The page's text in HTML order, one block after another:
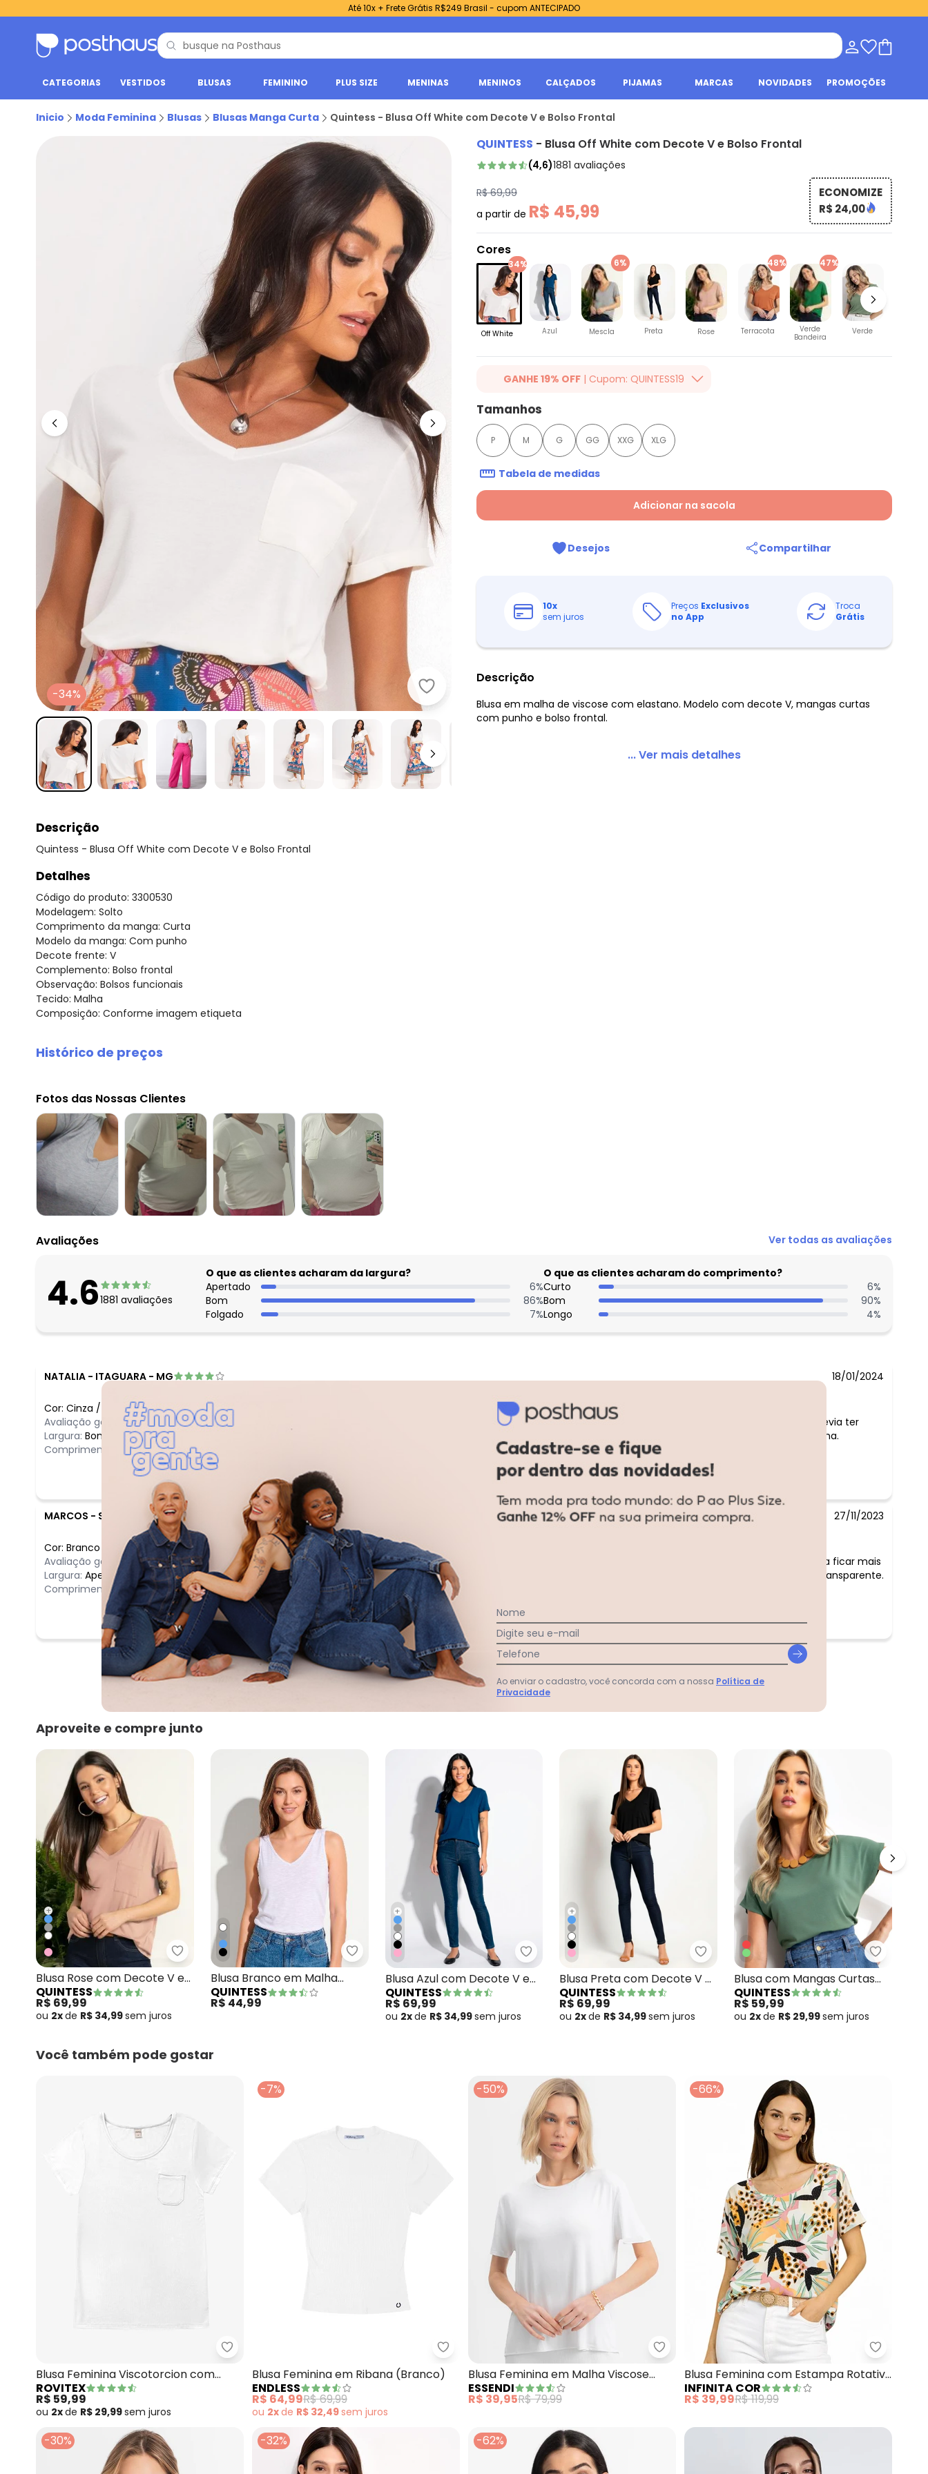
Até 10x + Frete Grátis R$249 Brasil - cupom ANTECIPADO
CATEGORIAS VESTIDOS BLUSAS FEMININO PLUS SIZE MENINAS MENINOS CALÇADOS PIJAMAS MARCAS NOVIDADES PROMOÇÕES
Inicio Moda Feminina Blusas Blusas Manga Curta Quintess - Blusa Off White com Decote V e Bolso Frontal
Quintess - Blusa Off White com Decote V e Bolso Frontal
-34%
QUINTESS - Blusa Off White com Decote V e Bolso Frontal
(4,6)1881 avaliações
R$ 69,99
a partir de R$ 45,99
ECONOMIZE
R$ 24,00
Cores
34%
Off White Azul
6%
Mescla Preta Rose
48%
Terracota
47%
Verde
Bandeira
Verde
GANHE 19% OFF | Cupom: QUINTESS19
Ganhe 19% OFF Extra em qualquer valor, usando o
cupom: QUINTESS19. Válido para toda loja Quintess,
até 07/08/2026.
Tamanhos
P M G GG XXG XLG
Tabela de medidas
Adicionar na sacola
Desejos Compartilhar
10x
sem juros
Preços Exclusivos
no App
Troca
Grátis
Descrição
Blusa em malha de viscose com elastano. Modelo com decote V, mangas curtas
com punho e bolso frontal.
... Ver mais detalhes
Descrição
Quintess - Blusa Off White com Decote V e Bolso Frontal
Detalhes
Código do produto: 3300530
Modelagem: Solto
Comprimento da manga: Curta
Modelo da manga: Com punho
Decote frente: V
Complemento: Bolso frontal
Observação: Bolsos funcionais
Tecido: Malha
Composição: Conforme imagem etiqueta
Histórico de preços
agosto/2026
julho/2026
junho/2026
maio/2026
março/2026
fevereiro/2026
Fotos das Nossas Clientes
Avaliações Ver todas as avaliações
4.61881 avaliações
O que as clientes acharam da largura?
Apertado
6%
Bom
86%
Folgado
7%
O que as clientes acharam do comprimento?
Curto
6%
Bom
90%
Longo
4%
NATALIA - ITAGUARA - MG 18/01/2024
Cor: Cinza /
Avaliação geral do produto: Ótimo
Largura: Bom
Comprimento:
Bom
Tecido muito bom e a blusa é linda ! Devia ter
comprado outras cores. Muito fresquinha.
Comprem sem medo.
MARCOS - SAO BERNARDO DO CAMPO - SP 27/11/2023
Cor: Branco
XLG
Avaliação geral do produto: Bom
Largura: Apertado
Comprimento: Bom
achei que pelo tamanho deveria ficar mais
folgadinha, achei bem justa e transparente.
Ver todas as avaliações
Aproveite e compre junto
+
Quintess - Blusa Rose com Decote V e Bolso Frontal
Blusa Rose com Decote V e
Bolso Frontal
QUINTESS
R$ 69,99
ou 2xde R$ 34,99sem juros
Quintess - Blusa Branco em Malha Flamê
Blusa Branco em Malha
Flamê
QUINTESS
R$ 44,99
+
Quintess - Blusa Azul com Decote V e Bolso Frontal
Blusa Azul com Decote V e
Bolso Frontal
QUINTESS
R$ 69,99
ou 2xde R$ 34,99sem juros
+
Quintess - Blusa Preta com Decote V e
Blusa Preta com Decote V e
Bolso Frontal
QUINTESS
R$ 69,99
ou 2xde R$ 34,99semjuros
Quintess
Blusa com Mangas Curtas
Verde Militar
QUINTESS
R$ 59,99
ou 2xde R$ 29,99semjuros
Você também pode gostar
Rovitex - Blusa Feminina Viscotorcion com Bolso (Branco)
Blusa Feminina Viscotorcion com
Bolso (Branco)
ROVITEX
R$ 59,99
ou 2xde R$ 29,99sem juros
-7%
Endless - Blusa Feminina em Ribana (Branco)
Blusa Feminina em Ribana (Branco)
ENDLESS
R$ 64,99R$ 69,99
ou 2xde R$ 32,49sem juros
-50%
Essendi - Blusa Feminina em Malha Viscose
Blusa Feminina em Malha Viscose
(Branco)
ESSENDI
R$ 39,95R$ 79,99
-66%
Infinita
Blusa Feminina com Estampa Rotativa
(Branco)
INFINITA COR
R$ 39,99R$ 119,99
-30% -32% -62%
Nome
Digite seu e-mail
Telefone
Ao enviar o cadastro, você concorda com a nossa Política de
Privacidade